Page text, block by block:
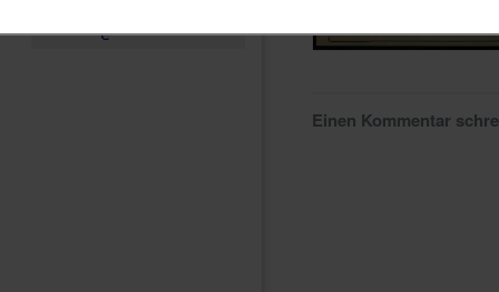
e
Einen Kommentar